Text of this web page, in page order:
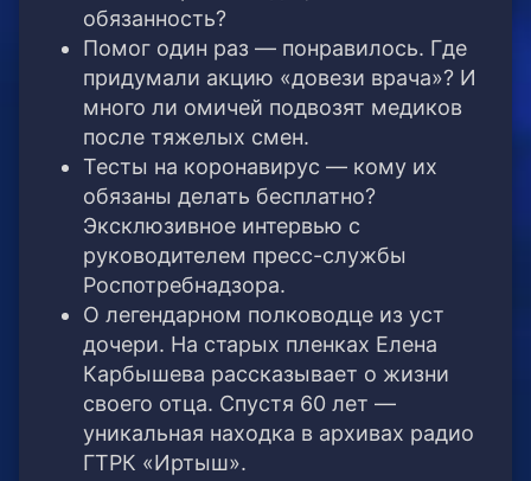
обязанность?
Помог один раз — понравилось. Где
придумали акцию «довези врача»? И
много ли омичей подвозят медиков
после тяжелых смен.
Тесты на коронавирус — кому их
обязаны делать бесплатно?
Эксклюзивное интервью с
руководителем пресс-службы
Роспотребнадзора.
О легендарном полководце из уст
дочери. На старых пленках Елена
Карбышева рассказывает о жизни
своего отца. Спустя 60 лет —
уникальная находка в архивах радио
ГТРК «Иртыш».